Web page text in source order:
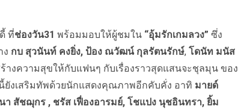
ที่ช่องวัน31 พร้อมมอบให้ผู้ชมใน “อุ้มรักเกมลวง”ซึ่ง
ง กบ สุวนันท์ คงยิ่ง, ป้อง ณวัฒน์ กุลรัตนรักษ์,โดนัท มนัส
งความสุขให้กับแฟนๆ กับเรื่องราวสุดแสนจะชุลมุน ของ
ยังเสริมทัพด้วยนักแสดงคุณภาพอีกคับคั่ง อาทิ มายด์
า สัชฌุกร , ชรัส เฟื่องอารมย์, โชแปง นุชอินทรา, ยิ้ม